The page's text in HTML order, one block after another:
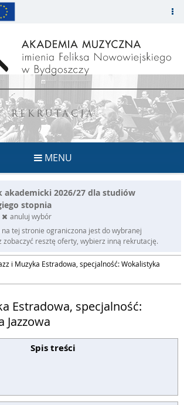
REKRUTACJA
MENU
akademicki 2026/27 dla studiów
stopnia
anuluj wybór
tej stronie ograniczona jest do wybranej
zobaczyć resztę oferty, wybierz inną rekrutację.
i Muzyka Estradowa, specjalność: Wokalistyka
Estradowa, specjalność:
Jazzowa
Spis treści